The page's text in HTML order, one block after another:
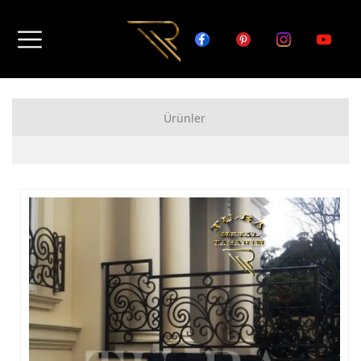
Ürünler
FERFORJE DUVAR ÜSTÜ KORKULUK MODELLERİ
FERFORJE BALKON KORKULUK MODELLERİ
FERFORJE MERDİVEN KORKULUK MODELLERİ
DEMİR MERDİVEN MODELLERİ